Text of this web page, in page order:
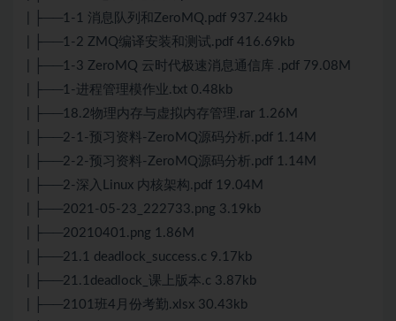
| ├──1-1 消息队列和ZeroMQ.pdf 937.24kb
| ├──1-2 ZMQ编译安装和测试.pdf 416.69kb
| ├──1-3 ZeroMQ 云时代极速消息通信库 .pdf 79.08M
| ├──1-进程管理模作业.txt 0.48kb
| ├──18.2物理内存与虚拟内存管理.rar 1.26M
| ├──2-1-预习资料-ZeroMQ源码分析.pdf 1.14M
| ├──2-2-预习资料-ZeroMQ源码分析.pdf 1.14M
| ├──2-深入Linux 内核架构.pdf 19.04M
| ├──2021-05-23_222733.png 3.19kb
| ├──20210401.png 1.86M
| ├──21.1 deadlock_success.c 9.17kb
| ├──21.1deadlock_课上版本.c 3.87kb
| ├──2101班4月份考勤.xlsx 30.43kb